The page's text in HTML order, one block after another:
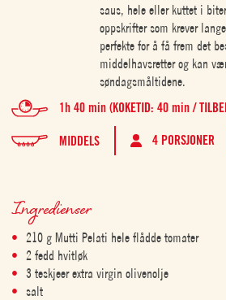
saus, hele eller kuttet i
oppskrifter som krever
perfekte for å få frem det
middelhavsretter og kan
søndagsmåltidene.
1h 40 min (KOKETID: 40 min /
MIDDELS 4 PORSJONER
Ingredienser
210 g Mutti Pelati hele flådde tomater
2 fedd hvitløk
3 teskjeer extra virgin olivenolje
salt